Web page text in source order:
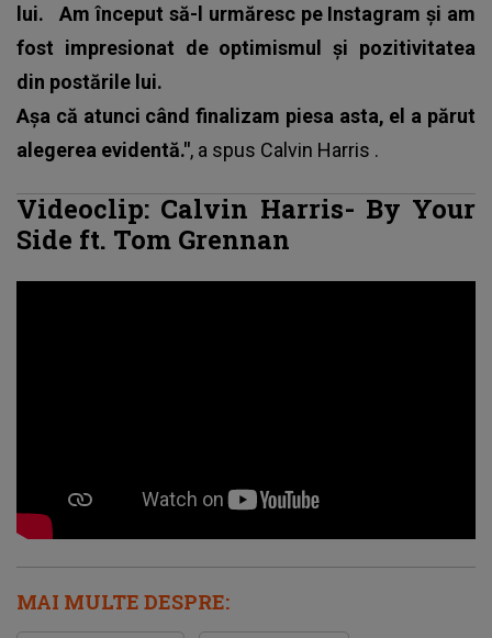
lui.
Am început să-l urmăresc pe Instagram și am
fost impresionat de optimismul și pozitivitatea
din postările lui.
Așa că atunci când finalizam piesa asta, el a părut
alegerea evidentă.", a spus Calvin Harris .
Videoclip: Calvin Harris- By Your
Side ft. Tom Grennan
MAI MULTE DESPRE: